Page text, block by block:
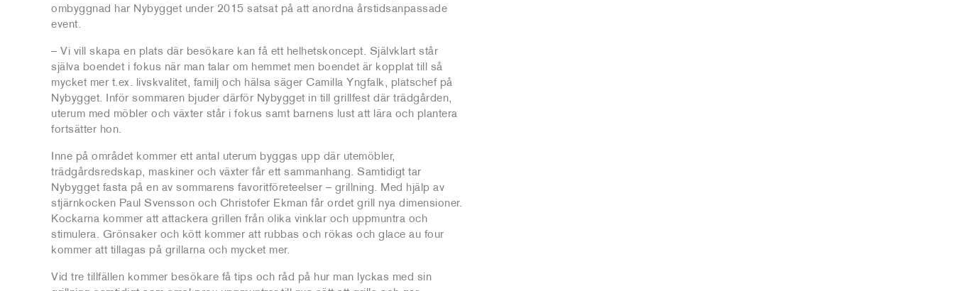
ombyggnad har Nybygget under 2015 satsat på att anordna årstidsanpassade
event.
– Vi vill skapa en plats där besökare kan få ett helhetskoncept. Självklart står
själva boendet i fokus när man talar om hemmet men boendet är kopplat till så
mycket mer t.ex. livskvalitet, familj och hälsa säger Camilla Yngfalk, platschef på
Nybygget. Inför sommaren bjuder därför Nybygget in till grillfest där trädgården,
uterum med möbler och växter står i fokus samt barnens lust att lära och plantera
fortsätter hon.
Inne på området kommer ett antal uterum byggas upp där utemöbler,
trädgårdsredskap, maskiner och växter får ett sammanhang. Samtidigt tar
Nybygget fasta på en av sommarens favoritföreteelser – grillning. Med hjälp av
stjärnkocken Paul Svensson och Christofer Ekman får ordet grill nya dimensioner.
Kockarna kommer att attackera grillen från olika vinklar och uppmuntra och
stimulera. Grönsaker och kött kommer att rubbas och rökas och glace au four
kommer att tillagas på grillarna och mycket mer.
Vid tre tillfällen kommer besökare få tips och råd på hur man lyckas med sin